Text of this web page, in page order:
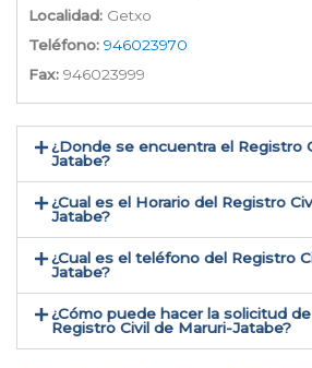
Localidad: Getxo
Teléfono: 946023970
Fax: 946023999
¿Donde se encuentra el Registro
Jatabe​?
¿Cual es el Horario del Registro
Jatabe?
¿Cual es el teléfono del Registro
Jatabe​?
¿Cómo puede hacer la solicitud
Registro Civil de Maruri-Jatabe​?